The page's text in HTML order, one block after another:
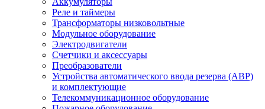
Реле и таймеры
Трансформаторы низковольтные
Модульное оборудование
Электродвигатели
Счетчики и аксессуары
Преобразователи
Устройства автоматического ввода резерва (АВР)
и комплектующие
Телекоммуникационное оборудование